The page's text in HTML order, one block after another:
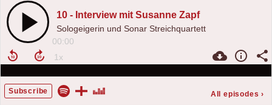
10 - Interview mit Susanne Zapf
Sologeigerin und Sonar Streichquartett
00:00
Subscribe All episodes ›